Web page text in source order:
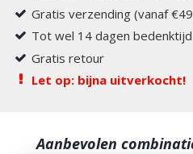
Gratis verzending (vanaf
Tot wel 14 dagen bedenktijd
Gratis retour
Let op: bijna uitverkocht!
Aanbevolen